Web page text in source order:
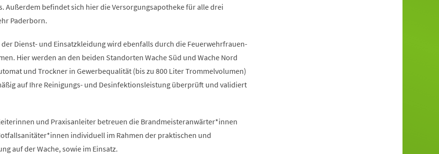
Außerdem befindet sich hier die Versorgungsapotheke für alle drei
Paderborn.
der Dienst- und Einsatzkleidung wird ebenfalls durch die Feuerwehrfrauen-
Hier werden an den beiden Standorten Wache Süd und Wache Nord
und Trockner in Gewerbequalität (bis zu 800 Liter Trommelvolumen)
auf Ihre Reinigungs- und Desinfektionsleistung überprüft und validiert
und Praxisanleiter betreuen die Brandmeisteranwärter*innen
individuell im Rahmen der praktischen und
auf der Wache, sowie im Einsatz.